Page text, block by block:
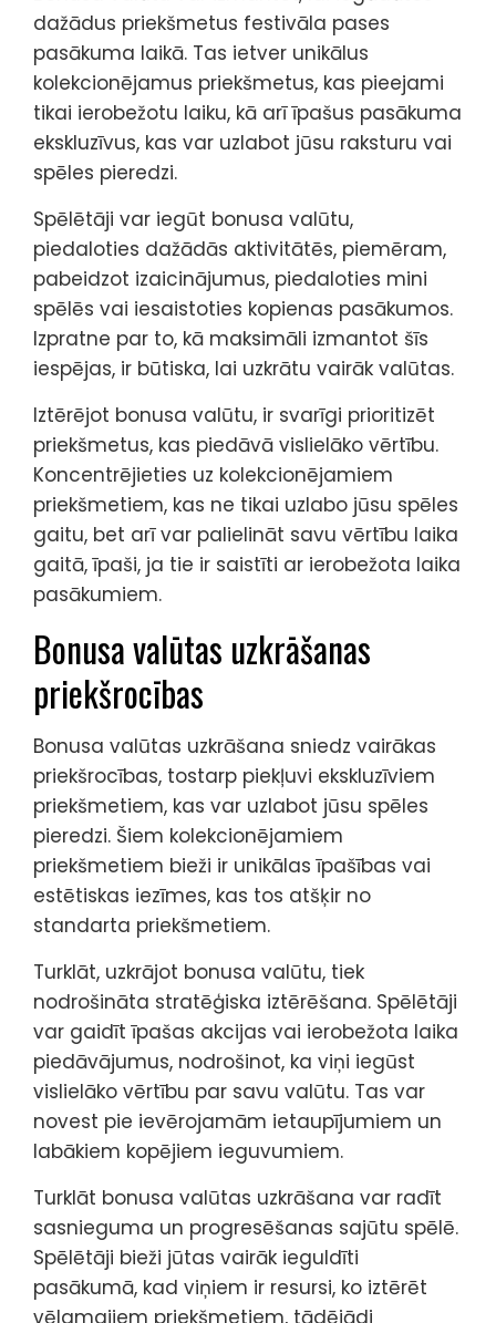
dažādus priekšmetus festivāla pases
pasākuma laikā. Tas ietver unikālus
kolekcionējamus priekšmetus, kas pieejami
tikai ierobežotu laiku, kā arī īpašus pasākuma
ekskluzīvus, kas var uzlabot jūsu raksturu vai
spēles pieredzi.
Spēlētāji var iegūt bonusa valūtu,
piedaloties dažādās aktivitātēs, piemēram,
pabeidzot izaicinājumus, piedaloties mini
spēlēs vai iesaistoties kopienas pasākumos.
Izpratne par to, kā maksimāli izmantot šīs
iespējas, ir būtiska, lai uzkrātu vairāk valūtas.
Iztērējot bonusa valūtu, ir svarīgi prioritizēt
priekšmetus, kas piedāvā vislielāko vērtību.
Koncentrējieties uz kolekcionējamiem
priekšmetiem, kas ne tikai uzlabo jūsu spēles
gaitu, bet arī var palielināt savu vērtību laika
gaitā, īpaši, ja tie ir saistīti ar ierobežota laika
pasākumiem.
Bonusa valūtas uzkrāšanas
priekšrocības
Bonusa valūtas uzkrāšana sniedz vairākas
priekšrocības, tostarp piekļuvi ekskluzīviem
priekšmetiem, kas var uzlabot jūsu spēles
pieredzi. Šiem kolekcionējamiem
priekšmetiem bieži ir unikālas īpašības vai
estētiskas iezīmes, kas tos atšķir no
standarta priekšmetiem.
Turklāt, uzkrājot bonusa valūtu, tiek
nodrošināta stratēģiska iztērēšana. Spēlētāji
var gaidīt īpašas akcijas vai ierobežota laika
piedāvājumus, nodrošinot, ka viņi iegūst
vislielāko vērtību par savu valūtu. Tas var
novest pie ievērojamām ietaupījumiem un
labākiem kopējiem ieguvumiem.
Turklāt bonusa valūtas uzkrāšana var radīt
sasnieguma un progresēšanas sajūtu spēlē.
Spēlētāji bieži jūtas vairāk ieguldīti
pasākumā, kad viņiem ir resursi, ko iztērēt
vēlamajiem priekšmetiem, tādējādi